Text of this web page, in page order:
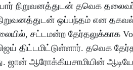
நிறுவனத்துடன் தவெக
ஒப்பந்தம் என
சட்டமன்ற தேர்தலுக்காக
திட்டமிட்டுள்ளார். தவெக
ஜான் ஆரோக்கியசாமியின்